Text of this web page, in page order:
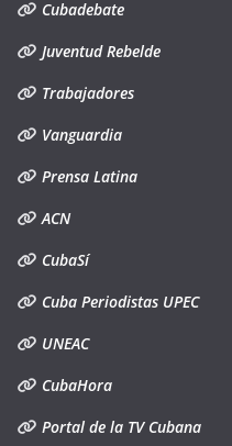
Cubadebate
Juventud Rebelde
Trabajadores
Vanguardia
Prensa Latina
ACN
CubaSí
Cuba Periodistas UPEC
UNEAC
CubaHora
Portal de la TV Cubana